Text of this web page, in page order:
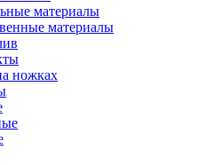
материалы
материалы
ножках